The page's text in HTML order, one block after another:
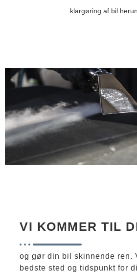
klargøring af bil
VI KOMMER TIL
og gør din bil skinnende ren.
bedste sted og tidspunkt for